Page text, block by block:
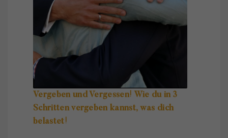
Vergeben und Vergessen! Wie du in 3
Schritten vergeben kannst, was dich
belastet!